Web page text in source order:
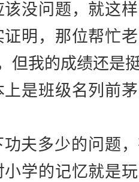
没问题，就这
明，那位帮忙
但我的成绩还是
是班级名列前
夫多少的问题
小学的记忆就是玩